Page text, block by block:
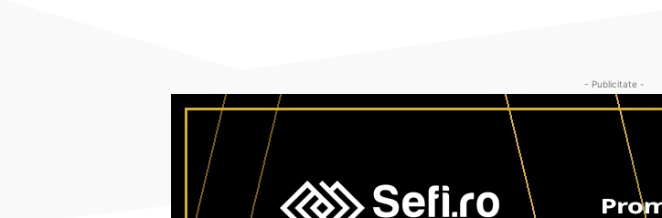
- Publicitate -